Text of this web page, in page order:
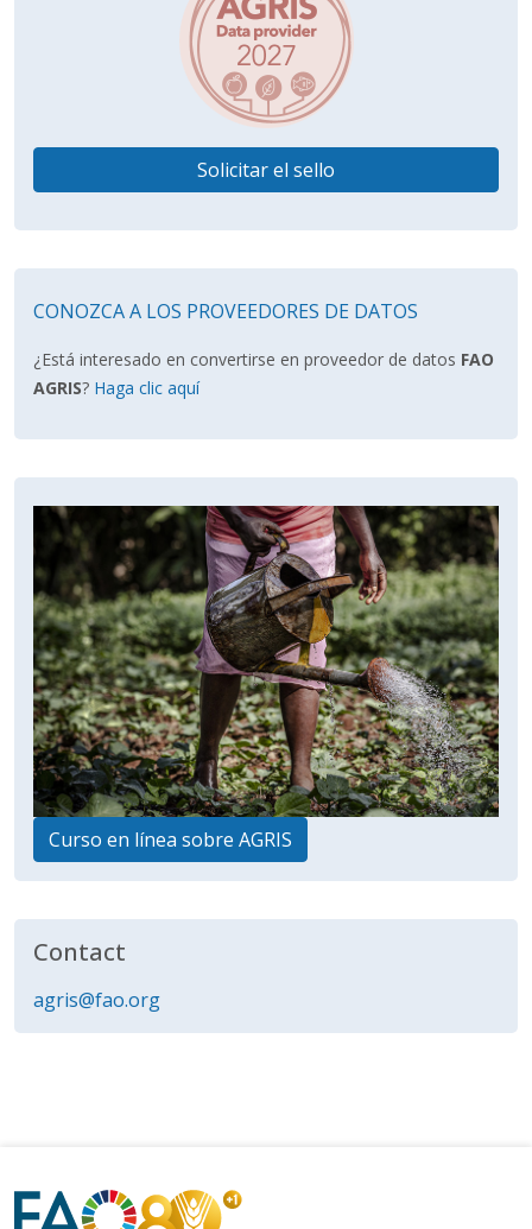
Solicitar el sello
CONOZCA A LOS PROVEEDORES DE DATOS
¿Está interesado en convertirse en proveedor de datos FAO
AGRIS? Haga clic aquí
Curso en línea sobre AGRIS
Contact
agris@fao.org